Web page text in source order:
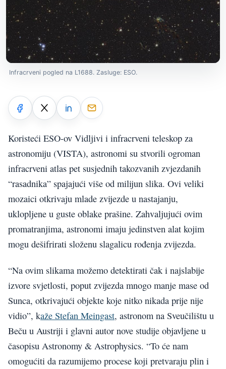
Infracrveni pogled na L1688. Zasluge: ESO.
Koristeći ESO-ov Vidljivi i infracrveni teleskop za
astronomiju (VISTA), astronomi su stvorili ogroman
infracrveni atlas pet susjednih takozvanih zvjezdanih
“rasadnika” spajajući više od milijun slika. Ovi veliki
mozaici otkrivaju mlade zvijezde u nastajanju,
uklopljene u guste oblake prašine. Zahvaljujući ovim
promatranjima, astronomi imaju jedinstven alat kojim
mogu dešifrirati složenu slagalicu rođenja zvijezda.
“Na ovim slikama možemo detektirati čak i najslabije
izvore svjetlosti, poput zvijezda mnogo manje mase od
Sunca, otkrivajući objekte koje nitko nikada prije nije
vidio”, kaže Stefan Meingast, astronom na Sveučilištu u
Beču u Austriji i glavni autor nove studije objavljene u
časopisu Astronomy & Astrophysics. “To će nam
omogućiti da razumijemo procese koji pretvaraju plin i